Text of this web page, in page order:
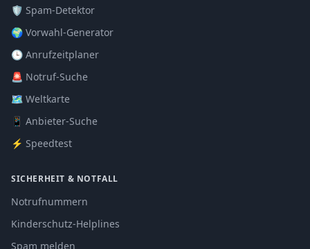
🛡️ Spam-Detektor
🌍 Vorwahl-Generator
🕒 Anrufzeitplaner
🚨 Notruf-Suche
🗺️ Weltkarte
📱 Anbieter-Suche
⚡ Speedtest
SICHERHEIT & NOTFALL
Notrufnummern
Kinderschutz-Helplines
Spam melden